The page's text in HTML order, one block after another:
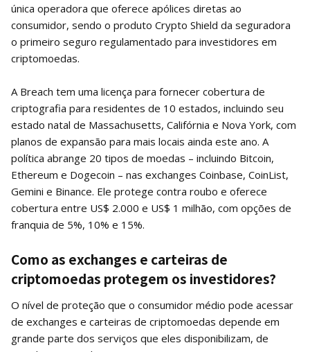
única operadora que oferece apólices diretas ao
consumidor, sendo o produto Crypto Shield da seguradora
o primeiro seguro regulamentado para investidores em
criptomoedas.
A Breach tem uma licença para fornecer cobertura de
criptografia para residentes de 10 estados, incluindo seu
estado natal de Massachusetts, Califórnia e Nova York, com
planos de expansão para mais locais ainda este ano. A
política abrange 20 tipos de moedas – incluindo Bitcoin,
Ethereum e Dogecoin – nas exchanges Coinbase, CoinList,
Gemini e Binance. Ele protege contra roubo e oferece
cobertura entre US$ 2.000 e US$ 1 milhão, com opções de
franquia de 5%, 10% e 15%.
Como as exchanges e carteiras de
criptomoedas protegem os investidores?
O nível de proteção que o consumidor médio pode acessar
de exchanges e carteiras de criptomoedas depende em
grande parte dos serviços que eles disponibilizam, de